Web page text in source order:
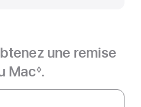
une remise
Mac◊.